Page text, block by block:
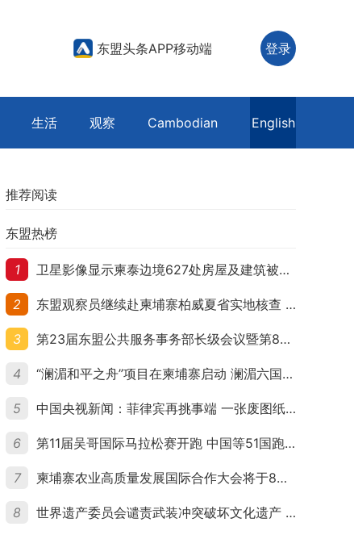
东盟头条APP移动端 登录
生活 观察 Cambodian English
推荐阅读
东盟热榜
1 卫星影像显示柬泰边境627处房屋及建筑被夷平 人权组织呼吁保护平民财产
2 东盟观察员继续赴柬埔寨柏威夏省实地核查 走访遭袭柬埔寨平民村庄
3 第23届东盟公共服务事务部长级会议暨第8届东盟与中日韩公共服务事务部长级会议在柬埔寨暹粒开幕
4 “澜湄和平之舟”项目在柬埔寨启动 澜湄六国青年共话和平与发展
5 中国央视新闻：菲律宾再挑事端 一张废图纸划不走中国黄岩岛
6 第11届吴哥国际马拉松赛开跑 中国等51国跑者齐聚暹粒
7 柬埔寨农业高质量发展国际合作大会将于8月20日举行
8 世界遗产委员会谴责武装冲突破坏文化遗产 柬埔寨呼吁依法追责并加强国际合作